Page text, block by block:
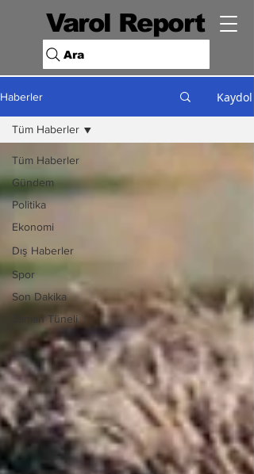
Varol Report
Ara
Haberler Kaydol
Tüm Haberler
Gündem
Politika
Ekonomi
Dış Haberler
Spor
Son Dakika
Zaman Tüneli
Tüm Haberler